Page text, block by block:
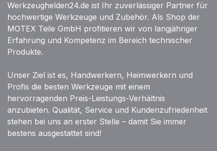
Werkzeughelden24.de ist Ihr zuverlässiger Partner für
hochwertige Werkzeuge und Zubehör. Als Shop der
MOTEX Teile GmbH profitieren wir von langjähriger
Erfahrung und Kompetenz im Bereich technischer
Produkte.
Unser Ziel ist es, Handwerkern, Heimwerkern und
Profis die besten Werkzeuge mit einem
hervorragenden Preis-Leistungs-Verhältnis
anzubieten. Qualität, Service und Kundenzufriedenheit
stehen bei uns an erster Stelle – damit Sie immer
bestens ausgestattet sind!